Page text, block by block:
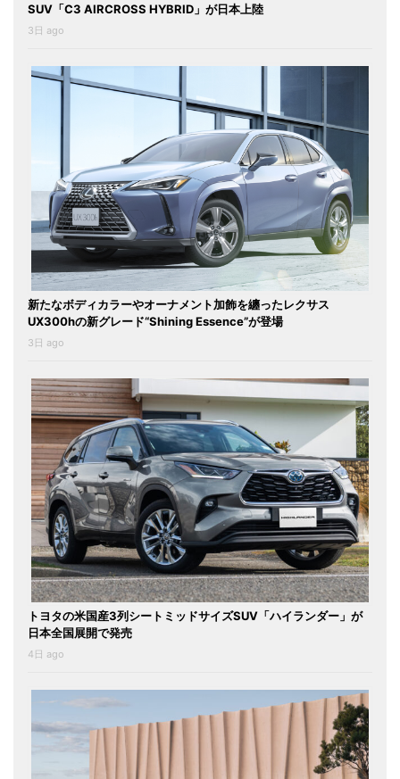
SUV「C3 AIRCROSS HYBRID」が日本上陸
3日 ago
新たなボディカラーやオーナメント加飾を纏ったレクサス
UX300hの新グレード“Shining Essence”が登場
3日 ago
トヨタの米国産3列シートミッドサイズSUV「ハイランダー」が
日本全国展開で発売
4日 ago